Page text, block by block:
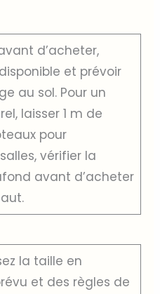
d’acheter,
et prévoir
au sol. Pour un
laisser 1 m de
pour
vérifier la
avant d’acheter
la taille en
et des règles de